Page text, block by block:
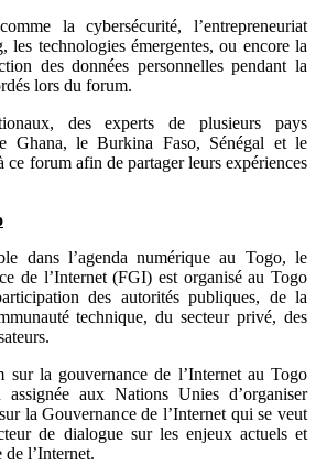
la cybersécurité, l’entrepreneuriat
les technologies émergentes, ou encore la
des données personnelles pendant la
lors du forum.
des experts de plusieurs pays
Ghana, le Burkina Faso, Sénégal et le
ce forum afin de partager leurs expériences
dans l’agenda numérique au Togo, le
de l’Internet (FGI) est organisé au Togo
des autorités publiques, de la
technique, du secteur privé, des
sur la gouvernance de l’Internet au Togo
aux Nations Unies d’organiser
la Gouvernance de l’Internet qui se veut
de dialogue sur les enjeux actuels et
l’Internet.